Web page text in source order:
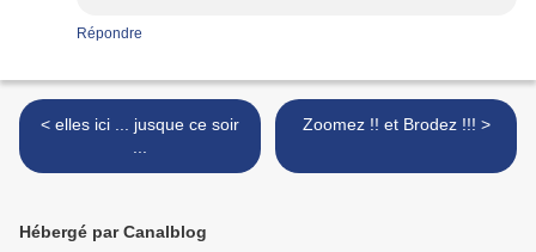
Répondre
< elles ici ... jusque ce soir
Zoomez !! et Brodez !!! >
Hébergé par Canalblog